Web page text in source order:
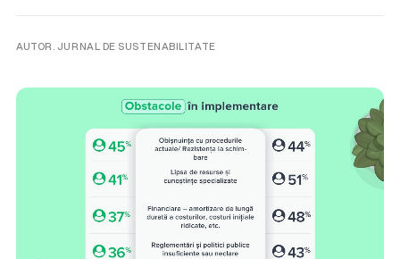
AUTOR. JURNAL DE SUSTENABILITATE